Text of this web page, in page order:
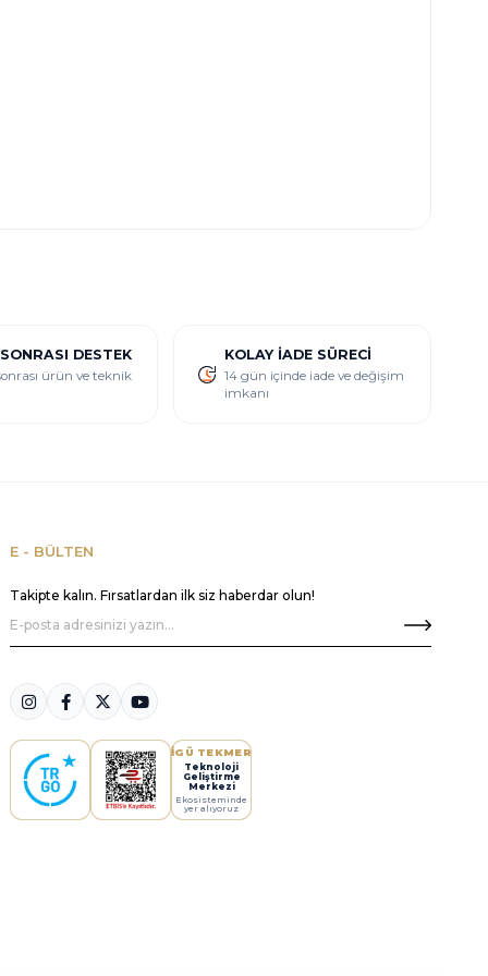
DESTEK
ürün ve teknik
KOLAY İADE SÜRECI
14 gün içinde iade ve değişim
imkanı
E - BÜLTEN
Takipte kalın. Fırsatlardan ilk siz haberdar olun!
İGÜ TEKMER
Teknoloji
Geliştirme
Merkezi
Ekosisteminde
yer alıyoruz